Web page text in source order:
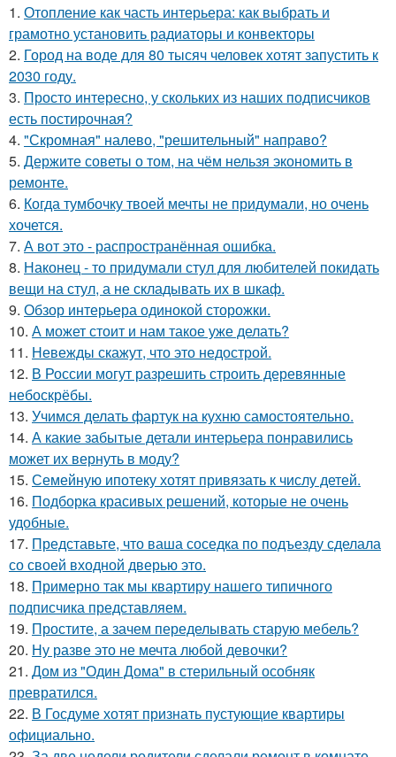
1. Отопление как часть интерьера: как выбрать и
грамотно установить радиаторы и конвекторы
2. Город на воде для 80 тысяч человек хотят запустить к
2030 году.
3. Просто интересно, у скольких из наших подписчиков
есть постирочная?
4. "Скромная" налево, "решительный" направо?
5. Держите советы о том, на чём нельзя экономить в
ремонте.
6. Когда тумбочку твоей мечты не придумали, но очень
хочется.
7. А вот это - распространённая ошибка.
8. Наконец - то придумали стул для любителей покидать
вещи на стул, а не складывать их в шкаф.
9. Обзор интерьера одинокой сторожки.
10. А может стоит и нам такое уже делать?
11. Невежды скажут, что это недострой.
12. В России могут разрешить строить деревянные
небоскрёбы.
13. Учимся делать фартук на кухню самостоятельно.
14. А какие забытые детали интерьера понравились
может их вернуть в моду?
15. Семейную ипотеку хотят привязать к числу детей.
16. Подборка красивых решений, которые не очень
удобные.
17. Представьте, что ваша соседка по подъезду сделала
со своей входной дверью это.
18. Примерно так мы квартиру нашего типичного
подписчика представляем.
19. Простите, а зачем переделывать старую мебель?
20. Ну разве это не мечта любой девочки?
21. Дом из "Один Дома" в стерильный особняк
превратился.
22. В Госдуме хотят признать пустующие квартиры
официально.